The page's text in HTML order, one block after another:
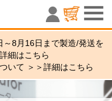
室名札・
～8月16日まで製造/発送を
詳細はこちら
中東情勢の影響における品薄/欠品について ＞＞詳細はこちら